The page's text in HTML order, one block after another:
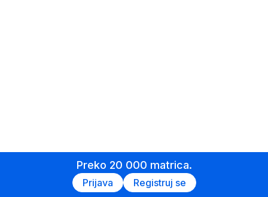
Preko 20 000 matrica.
Prijava Registruj se